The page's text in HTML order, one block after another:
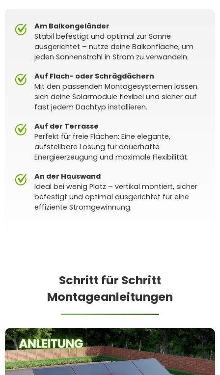
Am Balkongeländer
Stabil befestigt und optimal zur Sonne
ausgerichtet – nutze deine Balkonfläche, um
jeden Sonnenstrahl in Strom zu verwandeln.
Auf Flach- oder Schrägdächern
Mit den passenden Montagesystemen lassen
sich deine Solarmodule flexibel und sicher auf
fast jedem Dachtyp installieren.
Auf der Terrasse
Perfekt für freie Flächen: Eine elegante,
aufstellbare Lösung für dauerhafte
Energieerzeugung und maximale Flexibilität.
An der Hauswand
Ideal bei wenig Platz – vertikal montiert, sicher
befestigt und optimal ausgerichtet für eine
effiziente Stromgewinnung.
Schritt für Schritt
Montageanleitungen